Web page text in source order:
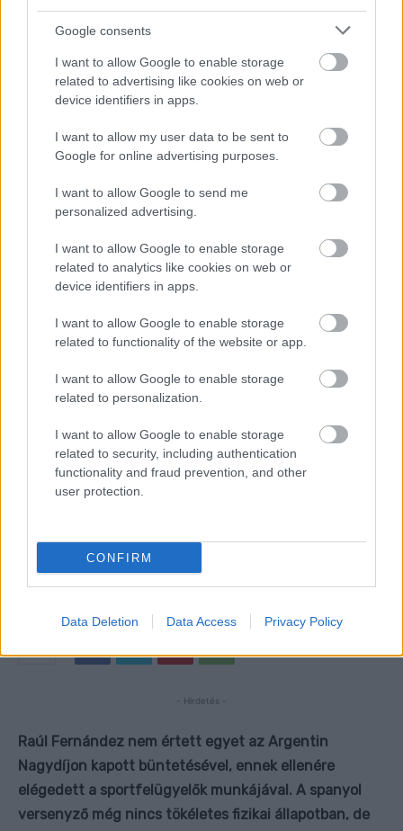
Google consents
I want to allow Google to enable storage
related to advertising like cookies on web or
device identifiers in apps.
I want to allow my user data to be sent to
Google for online advertising purposes.
I want to allow Google to send me
personalized advertising.
I want to allow Google to enable storage
related to analytics like cookies on web or
device identifiers in apps.
I want to allow Google to enable storage
related to functionality of the website or app.
I want to allow Google to enable storage
related to personalization.
I want to allow Google to enable storage
related to security, including authentication
functionality and fraud prevention, and other
user protection.
CONFIRM
Data Deletion Data Access Privacy Policy